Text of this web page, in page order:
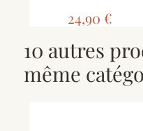
24,90 €
10 autres
même